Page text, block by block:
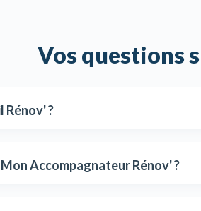
Vos questions
Rénov' ?
Accompagnateur Rénov' ?